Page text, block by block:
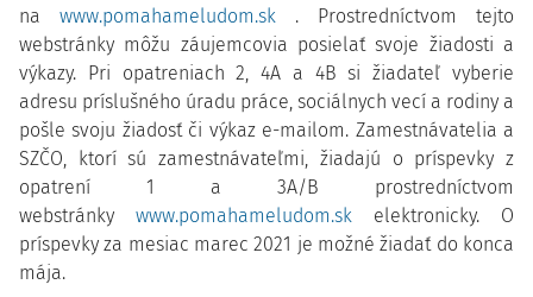
na www.pomahameludom.sk . Prostredníctvom tejto
webstránky môžu záujemcovia posielať svoje žiadosti a
výkazy. Pri opatreniach 2, 4A a 4B si žiadateľ vyberie
adresu príslušného úradu práce, sociálnych vecí a rodiny a
pošle svoju žiadosť či výkaz e-mailom. Zamestnávatelia a
SZČO, ktorí sú zamestnávateľmi, žiadajú o príspevky z
opatrení 1 a 3A/B prostredníctvom
webstránky www.pomahameludom.sk elektronicky. O
príspevky za mesiac marec 2021 je možné žiadať do konca
mája.